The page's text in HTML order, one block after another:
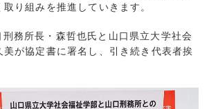
り組みを推進していきます。
務所長・森哲也氏と山口県立大学社会
が協定書に署名し、引き続き代表者挨